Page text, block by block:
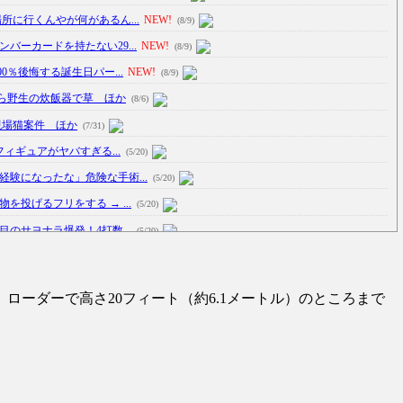
に行くんやが何があるん... NEW! (8/9)
ーカードを持たない29... NEW! (8/9)
％後悔する誕生日パー... NEW! (8/9)
野生の炊飯器で草 ほか (8/6)
場猫案件 ほか (7/31)
ギュアがヤバすぎる... (5/20)
験になったな」危険な手術... (5/20)
を投げるフリをする → ... (5/20)
のサヨナラ爆発！4打数... (5/20)
り屋やお煽り運転など盛...
ーダーで高さ20フィート（約6.1メートル）のところまで